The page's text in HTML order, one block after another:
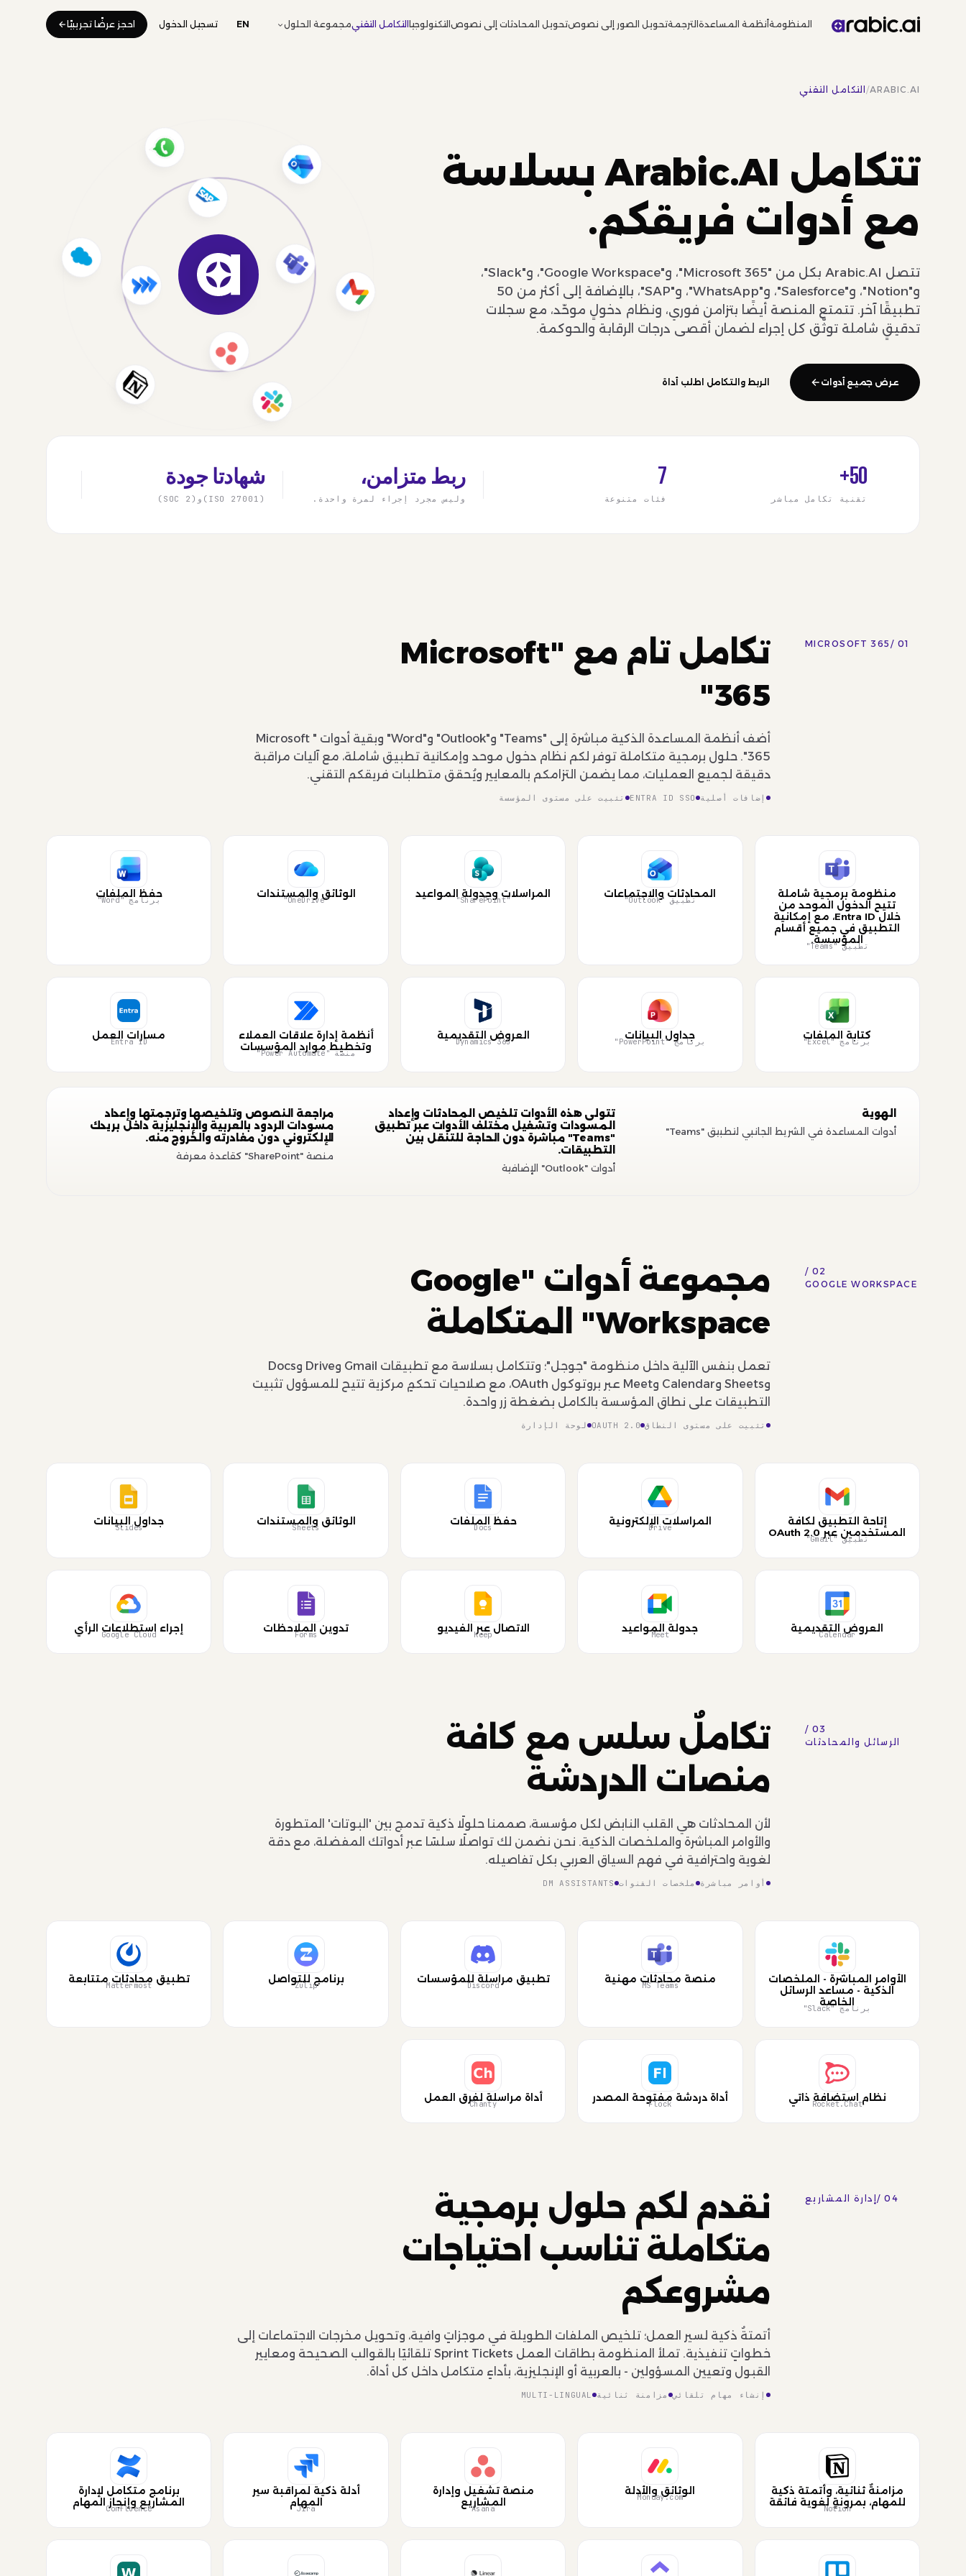
المنظومةأنظمة المساعدة الترجمةتحويل الصور إلى نصوصتحويل المحادثات إلى نصوص التكنولوجيا التكامل التقنيمجموعة الحلول EN تسجيل الدخول احجز عرضًا تجريبيًا
ARABIC.AI
/التكامل التقني
تتكامل Arabic.AI بسلاسة
مع أدوات فريقكم.
تتصل Arabic.AI بكل من "Microsoft 365"، و"Google Workspace"، و"Slack"،
و"Notion"، و"Salesforce"، و"WhatsApp"، و"SAP"، بالإضافة إلى أكثر من 50
تطبيقًا آخر. تتمتع المنصة أيضًا بتزامن فوري، ونظام دخولٍ موحّد، مع سجلات
تدقيقٍ شاملة توثّق كل إجراء لضمان أقصى درجات الرقابة والحوكمة.
عرض جميع أدوات الربط والتكامل اطلب أداة
50+
تقنية تكامل مباشر
7
فئات متنوعة
ربط متزامن،
وليس مجرد إجراء لمرة واحدة.
شهادتا جودة
(ISO 27001)و(SOC 2)
MICROSOFT 365 01 /
تكامل تام مع "Microsoft
365"
أضف أنظمة المساعدة الذكية مباشرة إلى "Teams" و"Outlook" و"Word" وبقية أدوات " Microsoft
365". حلول برمجية متكاملة توفر لكم نظام دخول موحد وإمكانية تطبيق شاملة، مع آليات مراقبة
دقيقة لجميع العمليات، مما يضمن التزامكم بالمعايير ويُحقق متطلبات فريقكم التقني.
إضافات أصلية ENTRA ID SSO تثبيت على مستوى المؤسسة
منظومة برمجية شاملة
تتيح الدخول الموحد من
خلال Entra ID، مع إمكانية
التطبيق في جميع أقسام
المؤسسة.
تطبيق "Teams"
المحادثات والاجتماعات
تطبيق "Outlook"
المراسلات وجدولة المواعيد
"SharePoint"
الوثائق والمستندات
"OneDrive"
حفظ الملفات
برنامج "Word"
كتابة الملفات
برنامج "Excel"
جداول البيانات
برنامج "PowerPoint"
العروض التقديمية
Dynamics 365
أنظمة إدارة علاقات العملاء
وتخطيط موارد المؤسسات
منصة "Power Automate"
مسارات العمل
Entra ID
الهوية
أدوات المساعدة في الشريط الجانبي لتطبيق "Teams"
تتولى هذه الأدوات تلخيص المحادثات وإعداد
المسودات وتشغيل مختلف الأدوات عبر تطبيق
"Teams" مباشرة دون الحاجة للتنقل بين
التطبيقات.
أدوات "Outlook" الإضافية
مراجعة النصوص وتلخيصها وترجمتها وإعداد
مسودات الردود بالعربية والإنجليزية داخل بريدك
الإلكتروني دون مغادرته والخروج منه.
منصة "SharePoint" كقاعدة معرفة
GOOGLE WORKSPACE
02 /
مجموعة أدوات "Google
Workspace" المتكاملة
تعمل بنفس الآلية داخل منظومة "جوجل"؛ وتتكامل بسلاسة مع تطبيقات Gmail وDrive وDocs
وSheets وCalendar وMeet عبر بروتوكول OAuth، مع صلاحيات تحكمٍ مركزية تتيح للمسؤول تثبيت
التطبيقات على نطاق المؤسسة بالكامل بضغطة زر واحدة.
تثبيت على مستوى النطاق OAUTH 2.0 لوحة الإدارة
إتاحة التطبيق لكافة
المستخدمين عبر OAuth 2.0
تطبيق "Gmail"
المراسلات الإلكترونية
Drive
حفظ الملفات
Docs
الوثائق والمستندات
Sheets
جداول البيانات
Slides
العروض التقديمية
Calendar
جدولة المواعيد
Meet
الاتصال عبر الفيديو
Keep
تدوين الملاحظات
Forms
إجراء استطلاعات الرأي
Google Cloud
الرسائل والمحادثات
03 /
تكاملٌ سلس مع كافة
منصات الدردشة
لأن المحادثات هي القلب النابض لكل مؤسسة، صممنا حلولًا ذكية تدمج بين 'البوتات' المتطورة
والأوامر المباشرة والملخصات الذكية. نحن نضمن لك تواصلًا سلسًا عبر أدواتك المفضلة، مع دقة
لغوية واحترافية في فهم السياق العربي بكل تفاصيله.
أوامر مباشرة ملخصات القنوات DM ASSISTANTS
الأوامر المباشرة - الملخصات
الذكية - مساعد الرسائل
الخاصة
برنامج "Slack"
منصة محادثات مهنية
MS Teams
تطبيق مراسلة للمؤسسات
Discord
برنامج للتواصل
Zulip
تطبيق محادثات متتابعة
Mattermost
نظام استضافة ذاتي
Rocket.Chat
أداة دردشة مفتوحة المصدر
Flock
أداة مراسلة لفرق العمل
Chanty
إدارة المشاريع 04 /
نقدم لكم حلول برمجية
متكاملة تناسب احتياجات
مشروعكم
أتمتةٌ ذكية لسير العمل؛ تلخيص الملفات الطويلة في موجزاتٍ وافية، وتحويل مخرجات الاجتماعات إلى
خطواتٍ تنفيذية. تملأ المنظومة بطاقات العمل Sprint Tickets تلقائيًا بالقوالب الصحيحة ومعايير
القبول وتعيين المسؤولين - بالعربية أو الإنجليزية، بأداءٍ متكامل داخل كل أداة.
إنشاء مهام تلقائي مزامنة ثنائية MULTI-LINGUAL
مزامنةٌ ثنائية، وأتمتة ذكية
للمهام، بمرونةٍ لغوية فائقة
Notion
الوثائق والأدلة
Monday.com
منصة تشغيل وإدارة
المشاريع
Asana
أدلة ذكية لمراقبة سير
المهام
Jira
برنامج متكامل لإدارة
المشاريع وإنجاز المهام
Confluence